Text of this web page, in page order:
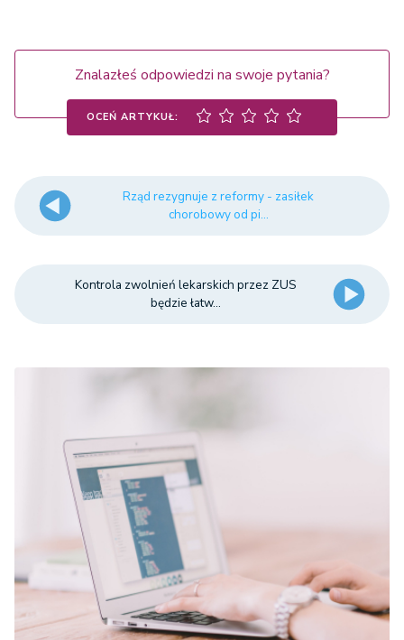
Znalazłeś odpowiedzi na swoje pytania?
OCEŃ ARTYKUŁ:
Rząd rezygnuje z reformy - zasiłek
chorobowy od pi...
Kontrola zwolnień lekarskich przez ZUS
będzie łatw...